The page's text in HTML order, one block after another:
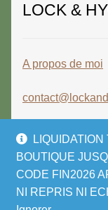
BOUTIQUE
CODE FIN2026
NI REPRIS NI
LOCK &
A propos de moi
© LOCK &